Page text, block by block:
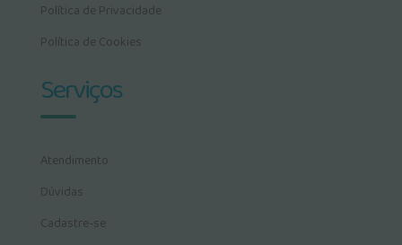
Política de Privacidade
Política de Cookies
Serviços
Atendimento
Dúvidas
Cadastre-se